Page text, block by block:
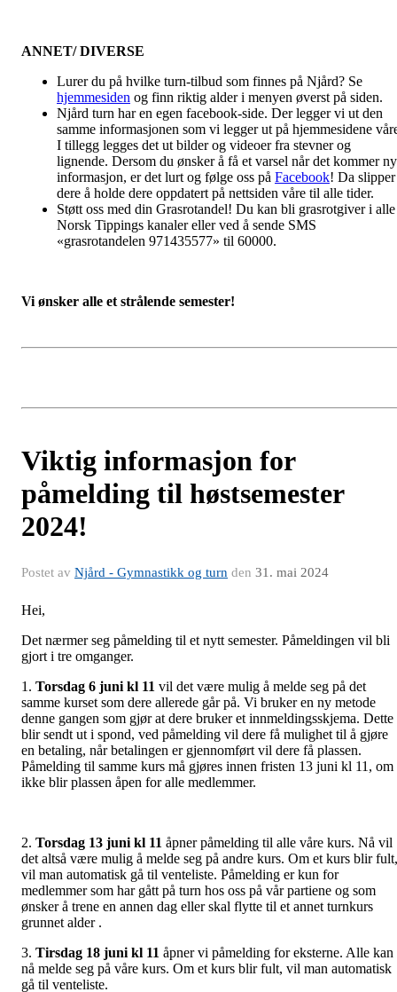
ANNET/ DIVERSE
Lurer du på hvilke turn-tilbud som finnes på Njård? Se
hjemmesiden og finn riktig alder i menyen øverst på siden.
Njård turn har en egen facebook-side. Der legger vi ut den
samme informasjonen som vi legger ut på hjemmesidene
I tillegg legges det ut bilder og videoer fra stevner og
lignende. Dersom du ønsker å få et varsel når det kommer ny
informasjon, er det lurt og følge oss på Facebook! Da slipper
dere å holde dere oppdatert på nettsiden våre til alle tider.
Støtt oss med din Grasrotandel! Du kan bli grasrotgiver i alle
Norsk Tippings kanaler eller ved å sende SMS
«grasrotandelen 971435577» til 60000.
Vi ønsker alle et strålende semester!
Viktig informasjon for
påmelding til høstsemester
2024!
Postet av Njård - Gymnastikk og turn den 31. mai 2024
Hei,
Det nærmer seg påmelding til et nytt semester. Påmeldingen vil bli
gjort i tre omganger.
1. Torsdag 6 juni kl 11 vil det være mulig å melde seg på det
samme kurset som dere allerede går på. Vi bruker en ny metode
denne gangen som gjør at dere bruker et innmeldingsskjema. Dette
blir sendt ut i spond, ved påmelding vil dere få mulighet til å gjøre
en betaling, når betalingen er gjennomført vil dere få plassen.
Påmelding til samme kurs må gjøres innen fristen 13 juni kl 11, om
ikke blir plassen åpen for alle medlemmer.
2. Torsdag 13 juni kl 11 åpner påmelding til alle våre kurs. Nå vil
det altså være mulig å melde seg på andre kurs. Om et kurs blir fult,
vil man automatisk gå til venteliste. Påmelding er kun for
medlemmer som har gått på turn hos oss på vår partiene og som
ønsker å trene en annen dag eller skal flytte til et annet turnkurs
grunnet alder .
3. Tirsdag 18 juni kl 11 åpner vi påmelding for eksterne. Alle kan
nå melde seg på våre kurs. Om et kurs blir fult, vil man automatisk
gå til venteliste.